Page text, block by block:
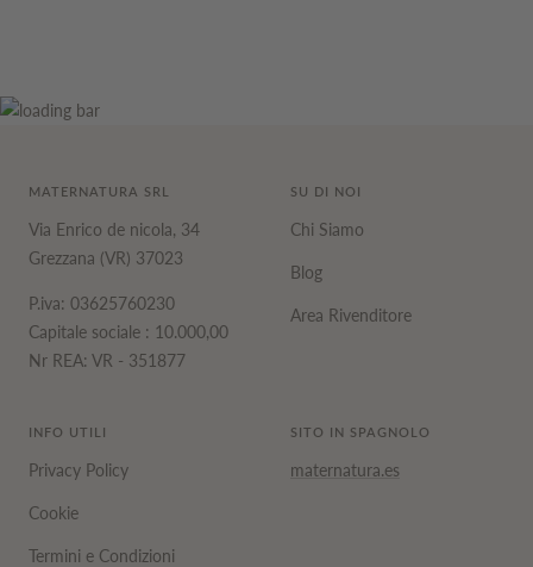
MATERNATURA SRL
Via Enrico de nicola, 34
Grezzana (VR) 37023
P.iva: 03625760230
Capitale sociale : 10.000,00
Nr REA: VR - 351877
SU DI NOI
Chi Siamo
Blog
Area Rivenditore
INFO UTILI
Privacy Policy
Cookie
Termini e Condizioni
SITO IN SPAGNOLO
maternatura.es